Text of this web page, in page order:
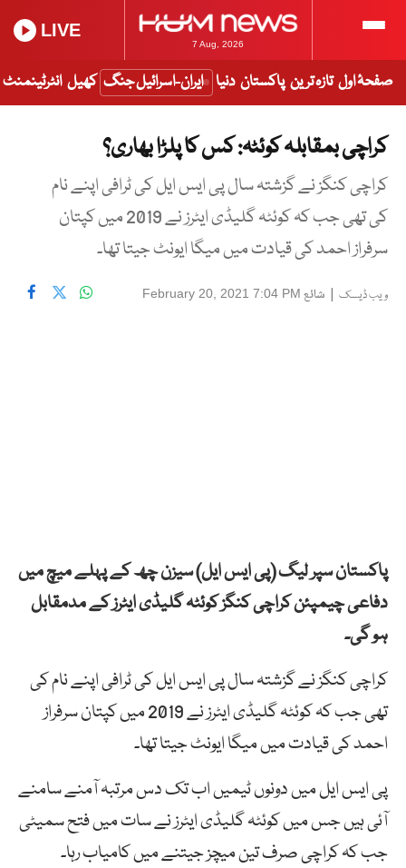
7 Aug, 2026
LIVE
صفحۂ اول تازہ ترین پاکستان دنیا ایران-اسرائیل جنگ کھیل انٹرٹینمنٹ
کراچی بمقابلہ کوئٹہ: کس کا پلڑا بھاری؟
کراچی کنگز نے گزشتہ سال پی ایس ایل کی ٹرافی اپنے نام
کی تھی جب کہ کوئٹہ گلیڈی ایٹرز نے 2019 میں کپتان
سرفراز احمد کی قیادت میں میگا ایونٹ جیتا تھا۔
ویب ڈیسک | شائع February 20, 2021 7:04 PM
پاکستان سپر لیگ (پی ایس ایل) سیزن چھ کے پہلے میچ میں
دفاعی چیمپئن کراچی کنگز کوئٹہ گلیڈی ایٹرز کے مدمقابل
ہو گی۔
کراچی کنگز نے گزشتہ سال پی ایس ایل کی ٹرافی اپنے نام کی
تھی جب کہ کوئٹہ گلیڈی ایٹرز نے 2019 میں کپتان سرفراز
احمد کی قیادت میں میگا ایونٹ جیتا تھا۔
پی ایس ایل میں دونوں ٹیمیں اب تک دس مرتبہ آمنے سامنے
آئی ہیں جس میں کوئٹہ گلیڈی ایٹرز نے سات میں فتح سمیٹی
جب کہ کراچی صرف تین میچز جیتنے میں کامیاب رہا۔